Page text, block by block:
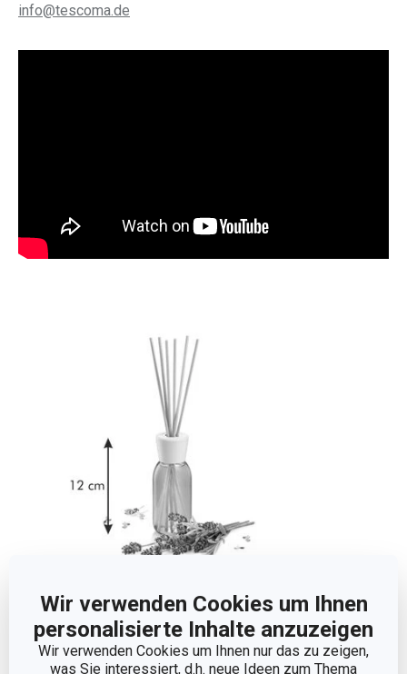
Wir verwenden Cookies um Ihnen
personalisierte Inhalte anzuzeigen
Wir verwenden Cookies um Ihnen nur das zu zeigen,
was Sie interessiert, d.h. neue Ideen zum Thema
info@tescoma.de
Abmessungen
VOLUMEN (L) 0.12